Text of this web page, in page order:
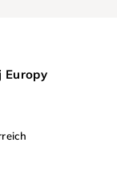
Europy